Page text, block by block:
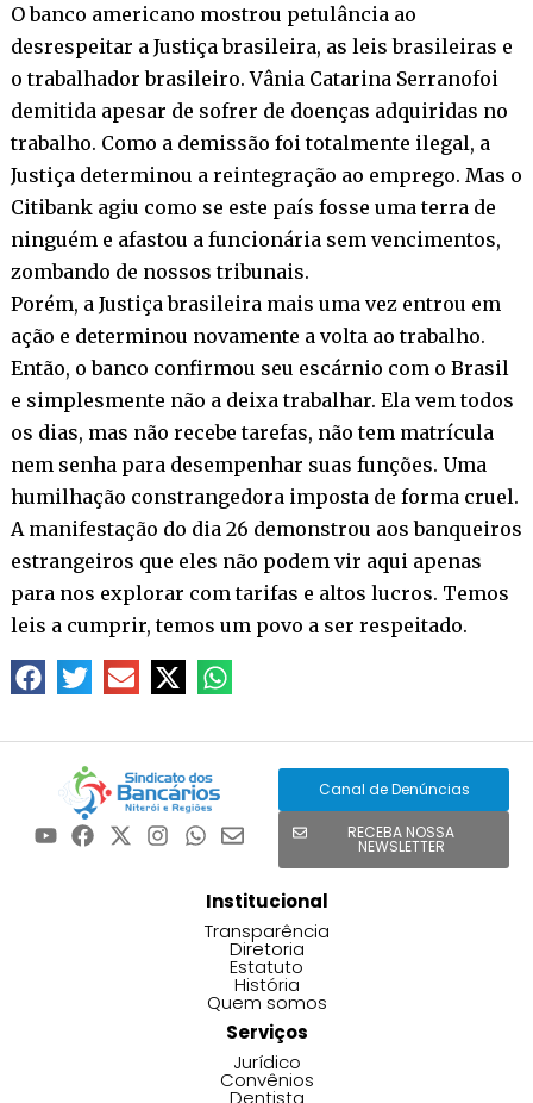
O banco americano mostrou petulância ao
desrespeitar a Justiça brasileira, as leis brasileiras e
o trabalhador brasileiro. Vânia Catarina Serranofoi
demitida apesar de sofrer de doenças adquiridas no
trabalho. Como a demissão foi totalmente ilegal, a
Justiça determinou a reintegração ao emprego. Mas o
Citibank agiu como se este país fosse uma terra de
ninguém e afastou a funcionária sem vencimentos,
zombando de nossos tribunais.
Porém, a Justiça brasileira mais uma vez entrou em
ação e determinou novamente a volta ao trabalho.
Então, o banco confirmou seu escárnio com o Brasil
e simplesmente não a deixa trabalhar. Ela vem todos
os dias, mas não recebe tarefas, não tem matrícula
nem senha para desempenhar suas funções. Uma
humilhação constrangedora imposta de forma cruel.
A manifestação do dia 26 demonstrou aos banqueiros
estrangeiros que eles não podem vir aqui apenas
para nos explorar com tarifas e altos lucros. Temos
leis a cumprir, temos um povo a ser respeitado.
Canal de Denúncias
RECEBA NOSSA
NEWSLETTER
Institucional
Transparência
Diretoria
Estatuto
História
Quem somos
Serviços
Jurídico
Convênios
Dentista